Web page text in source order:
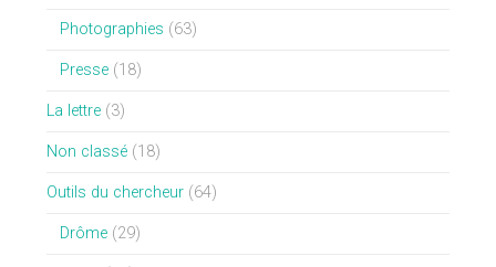
Photographies (63)
Presse(18)
La lettre(3)
Non classé(18)
Outils du chercheur(64)
Drôme(29)